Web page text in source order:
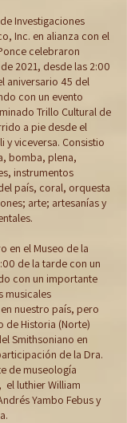
Investigaciones
Inc. en alianza con el
celebraron
2021, desde las 2:00
aniversario 45 del
con un evento
Trillo Cultural de
a pie desde el
y viceversa. Consistio
bomba, plena,
instrumentos
país, coral, orquesta
arte; artesanías y
en el Museo de la
de la tarde con un
con un importante
musicales
nuestro país, pero
de Historia (Norte)
Smithsoniano en
de la Dra.
de museología
el luthier William
Yambo Febus y